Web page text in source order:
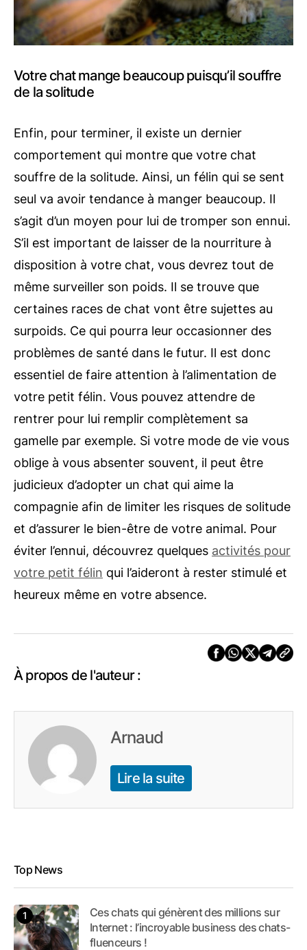
Votre chat mange beaucoup puisqu’il souffre
de la solitude
Enfin, pour terminer, il existe un dernier
comportement qui montre que votre chat
souffre de la solitude. Ainsi, un félin qui se sent
seul va avoir tendance à manger beaucoup. Il
s’agit d’un moyen pour lui de tromper son ennui.
S’il est important de laisser de la nourriture à
disposition à votre chat, vous devrez tout de
même surveiller son poids. Il se trouve que
certaines races de chat vont être sujettes au
surpoids. Ce qui pourra leur occasionner des
problèmes de santé dans le futur. Il est donc
essentiel de faire attention à l’alimentation de
votre petit félin. Vous pouvez attendre de
rentrer pour lui remplir complètement sa
gamelle par exemple. Si votre mode de vie vous
oblige à vous absenter souvent, il peut être
judicieux d’adopter un chat qui aime la
compagnie afin de limiter les risques de solitude
et d’assurer le bien-être de votre animal. Pour
éviter l’ennui, découvrez quelques activités pour
votre petit félin qui l’aideront à rester stimulé et
heureux même en votre absence.
À propos de l'auteur :
Arnaud
Lire la suite
Top News
Ces chats qui génèrent des millions sur
Internet : l’incroyable business des chats-
fluenceurs !